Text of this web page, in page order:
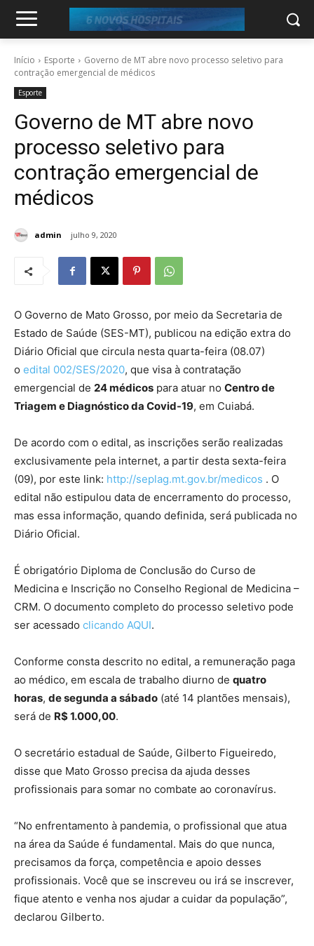
Início Esporte
Governo de MT abre novo processo seletivo para
contração emergencial de médicos
Esporte
Governo de MT abre novo
processo seletivo para
contração emergencial de
médicos
admin julho 9, 2020
O Governo de Mato Grosso, por meio da Secretaria de
Estado de Saúde (SES-MT), publicou na edição extra do
Diário Oficial que circula nesta quarta-feira (08.07)
o edital 002/SES/2020, que visa à contratação
emergencial de 24 médicos para atuar no Centro de
Triagem e Diagnóstico da Covid-19, em Cuiabá.
De acordo com o edital, as inscrições serão realizadas
exclusivamente pela internet, a partir desta sexta-feira
(09), por este link: http://seplag.mt.gov.br/medicos . O
edital não estipulou data de encerramento do processo,
mas essa informação, quando definida, será publicada no
Diário Oficial.
É obrigatório Diploma de Conclusão do Curso de
Medicina e Inscrição no Conselho Regional de Medicina –
CRM. O documento completo do processo seletivo pode
ser acessado clicando AQUI.
Conforme consta descrito no edital, a remuneração paga
ao médico, em escala de trabalho diurno de quatro
horas, de segunda a sábado (até 14 plantões mensais),
será de R$ 1.000,00.
O secretário estadual de Saúde, Gilberto Figueiredo,
disse que Mato Grosso precisa da ajuda desses
profissionais para somar no combate ao coronavírus.
“No enfrentamento à pandemia, o profissional que atua
na área da Saúde é fundamental. Mais do que nunca,
precisamos da força, competência e apoio desses
profissionais. Você que se inscreveu ou irá se inscrever,
fique atento e venha nos ajudar a cuidar da população”,
declarou Gilberto.